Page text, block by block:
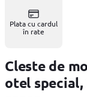
Plata cu cardul
în rate
Cleste de
otel special,